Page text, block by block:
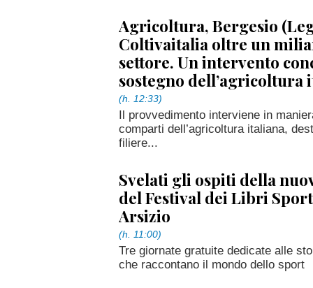
Agricoltura, Bergesio
Coltivaitalia oltre un
settore. Un intervento
sostegno dell’agricoltura
(h. 12:33)
Il provvedimento interviene in
comparti dell’agricoltura italiana,
filiere...
Svelati gli ospiti della
del Festival dei Libri
Arsizio
(h. 11:00)
Tre giornate gratuite dedicate alle
che raccontano il mondo dello sport